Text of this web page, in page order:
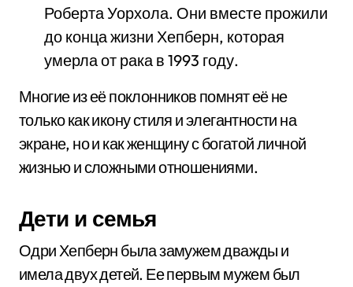
Роберта Уорхола. Они вместе прожили
до конца жизни Хепберн, которая
умерла от рака в 1993 году.
Многие из её поклонников помнят её не
только как икону стиля и элегантности на
экране, но и как женщину с богатой личной
жизнью и сложными отношениями.
Дети и семья
Одри Хепберн была замужем дважды и
имела двух детей. Ее первым мужем был